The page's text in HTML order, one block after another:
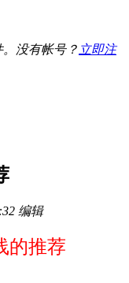
没有帐号？ 立即注
编辑
的推荐